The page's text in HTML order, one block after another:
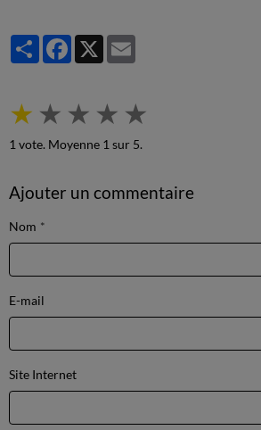
PartagerFacebook
X
★ ★ ★ ★ ★
1 vote. Moyenne 1 sur 5.
Ajouter un commentaire
Nom
E-mail
Site Internet